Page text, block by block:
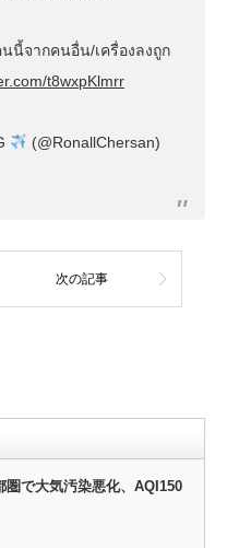
นี้จากคนอื่น/เครื่องลงถูก
t8wxpKlmrr
(@RonallChersan)
次の記事
圏で大気汚染悪化、AQI150